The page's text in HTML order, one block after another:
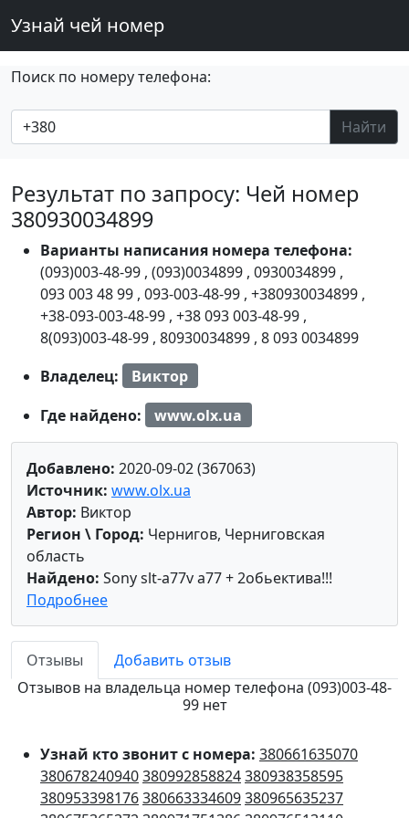
Узнай чей номер
Поиск по номеру телефона:
Найти
Результат по запросу: Чей номер
380930034899
Варианты написания номера телефона:
(093)003-48-99 , (093)0034899 , 0930034899 ,
093 003 48 99 , 093-003-48-99 , +380930034899 ,
+38-093-003-48-99 , +38 093 003-48-99 ,
8(093)003-48-99 , 80930034899 , 8 093 0034899
Владелец:
Виктор
Где найдено:
www.olx.ua
Добавлено: 2020-09-02 (367063)
Источник: www.olx.ua
Автор: Виктор
Регион \ Город: Чернигов, Черниговская
область
Найдено: Sony slt-a77v a77 + 2обьектива!!!
Подробнее
Отзывы
Добавить отзыв
Отзывов на владельца номер телефона (093)003-48-
99 нет
Узнай кто звонит с номера: 380661635070
380678240940380992858824380938358595
380953398176380663334609380965635237